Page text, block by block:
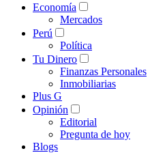
Economía
Mercados
Perú
Política
Tu Dinero
Finanzas Personales
Inmobiliarias
Plus G
Opinión
Editorial
Pregunta de hoy
Blogs